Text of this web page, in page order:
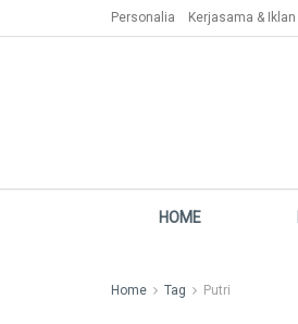
Personalia Kerjasama & Iklan
HOME
Home Tag Putri